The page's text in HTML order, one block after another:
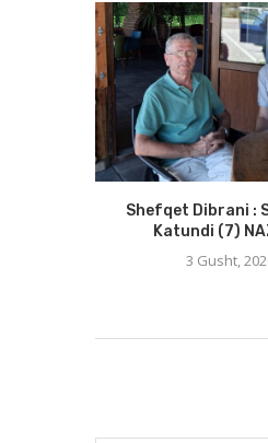
Shefqet Dibrani :
Katundi (7)
3 Gusht,